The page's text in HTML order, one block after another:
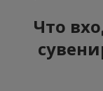
Что